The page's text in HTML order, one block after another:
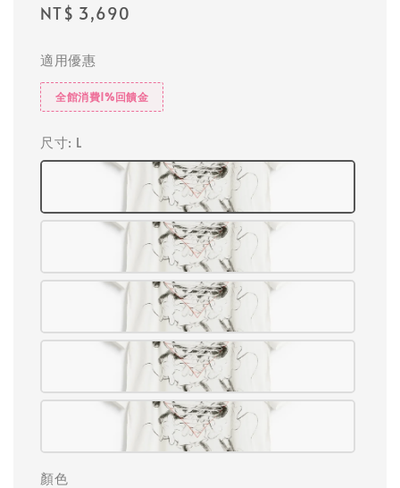
Regular
NT$ 3,690
適用優惠
全館消費1%回饋金
尺寸: L
顏色